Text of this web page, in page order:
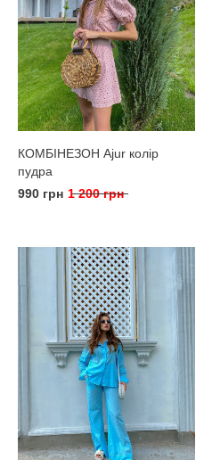
КОМБІНЕЗОН Ajur колір
пудра
990 грн 1 200 грн